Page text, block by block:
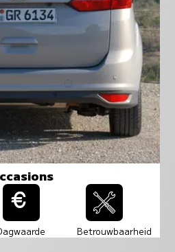
Betrouwbaarheid